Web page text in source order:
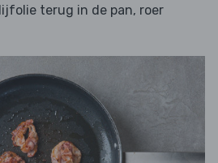
terug in de pan, roer